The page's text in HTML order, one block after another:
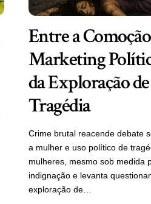
Entre a
Marketing
da Exploração
Tragédia
Crime brutal reacende debate
a mulher e uso político de
mulheres, mesmo sob medida
indignação e levanta
exploração de…